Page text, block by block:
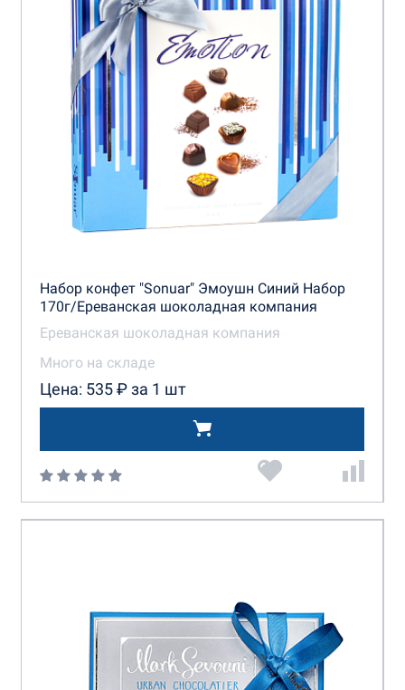
Набор конфет "Sonuar" Эмоушн Синий Набор
170г/Ереванская шоколадная компания
Ереванская шоколадная компания
Много на складе
Цена: 535 ₽ за 1 шт